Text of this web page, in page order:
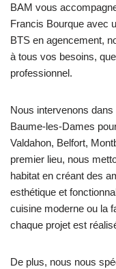
BAM vous
Francis Bourque avec
BTS en agencement,
à tous vos besoins,
professionnel.
Nous intervenons
Baume-les-Dames
Valdahon, Belfort,
premier lieu, nous
habitat en créant des
esthétique et
cuisine moderne ou la
chaque projet est
De plus, nous nous